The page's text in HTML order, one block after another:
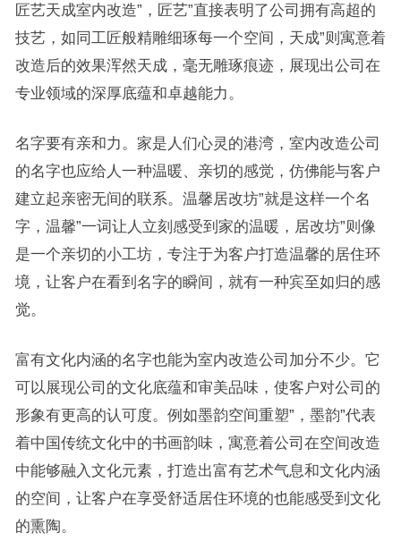
匠艺天成室内改造”，匠艺”直接表明了公司拥有高超的
技艺，如同工匠般精雕细琢每一个空间，天成”则寓意着
改造后的效果浑然天成，毫无雕琢痕迹，展现出公司在
专业领域的深厚底蕴和卓越能力。
名字要有亲和力。家是人们心灵的港湾，室内改造公司
的名字也应给人一种温暖、亲切的感觉，仿佛能与客户
建立起亲密无间的联系。温馨居改坊”就是这样一个名
字，温馨”一词让人立刻感受到家的温暖，居改坊”则像
是一个亲切的小工坊，专注于为客户打造温馨的居住环
境，让客户在看到名字的瞬间，就有一种宾至如归的感
觉。
富有文化内涵的名字也能为室内改造公司加分不少。它
可以展现公司的文化底蕴和审美品味，使客户对公司的
形象有更高的认可度。例如墨韵空间重塑”，墨韵”代表
着中国传统文化中的书画韵味，寓意着公司在空间改造
中能够融入文化元素，打造出富有艺术气息和文化内涵
的空间，让客户在享受舒适居住环境的也能感受到文化
的熏陶。